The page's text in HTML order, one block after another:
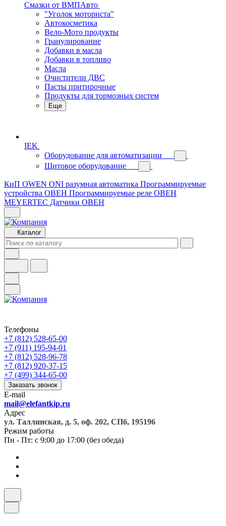
Смазки от ВМПАвто
"Уголок моториста"
Автокосметика
Вело-Мото продукты
Гранулирование
Добавки в масла
Добавки в топливо
Масла
Очистители ДВС
Пасты притирочные
Продукты для тормозных систем
Еще
IEK
Оборудование для автоматизации
Щитовое оборудование
КиП OWEN ONI разумная автоматика Программируемые
устройства ОВЕН Программируемые реле ОВЕН
MEYERTEC Датчики ОВЕН
Каталог
Телефоны
+7 (812) 528-65-00
+7 (911) 195-94-01
+7 (812) 528-96-78
+7 (812) 920-37-15
+7 (499) 344-65-00
Заказать звонок
E-mail
mail@elefantkip.ru
Адрес
ул. Таллинская, д. 5, оф. 202, СПб, 195196
Режим работы
Пн - Пт: с 9:00 до 17:00 (без обеда)